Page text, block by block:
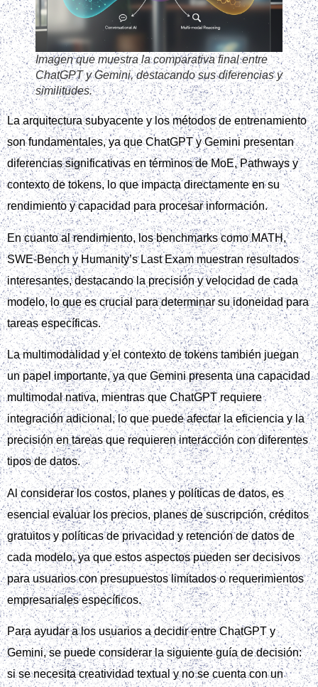
Imagen que muestra la comparativa final entre
ChatGPT y Gemini, destacando sus diferencias y
similitudes.
La arquitectura subyacente y los métodos de entrenamiento
son fundamentales, ya que ChatGPT y Gemini presentan
diferencias significativas en términos de MoE, Pathways y
contexto de tokens, lo que impacta directamente en su
rendimiento y capacidad para procesar información.
En cuanto al rendimiento, los benchmarks como MATH,
SWE-Bench y Humanity’s Last Exam muestran resultados
interesantes, destacando la precisión y velocidad de cada
modelo, lo que es crucial para determinar su idoneidad para
tareas específicas.
La multimodalidad y el contexto de tokens también juegan
un papel importante, ya que Gemini presenta una capacidad
multimodal nativa, mientras que ChatGPT requiere
integración adicional, lo que puede afectar la eficiencia y la
precisión en tareas que requieren interacción con diferentes
tipos de datos.
Al considerar los costos, planes y políticas de datos, es
esencial evaluar los precios, planes de suscripción, créditos
gratuitos y políticas de privacidad y retención de datos de
cada modelo, ya que estos aspectos pueden ser decisivos
para usuarios con presupuestos limitados o requerimientos
empresariales específicos.
Para ayudar a los usuarios a decidir entre ChatGPT y
Gemini, se puede considerar la siguiente guía de decisión:
si se necesita creatividad textual y no se cuenta con un